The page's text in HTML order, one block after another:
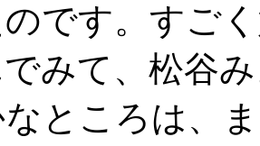
です。すご
みて、松谷
ところは、